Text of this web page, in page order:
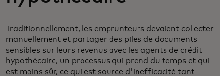
Traditionnellement, les emprunteurs devaient collecter
manuellement et partager des piles de documents
sensibles sur leurs revenus avec les agents de crédit
hypothécaire, un processus qui prend du temps et qui
est moins sûr, ce qui est source d'inefficacité tant